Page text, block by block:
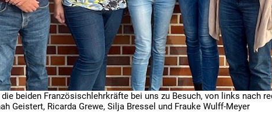
beiden Französischlehrkräfte bei uns zu Besuch, von links nach
Geistert, Ricarda Grewe, Silja Bressel und Frauke Wulff-Meyer